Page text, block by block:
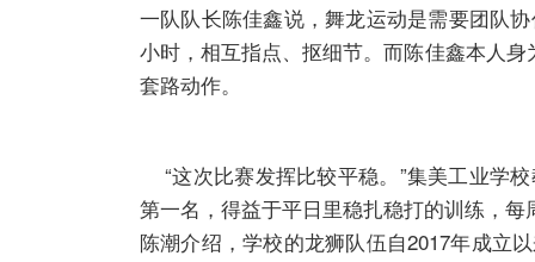
一队队长陈佳鑫说，舞龙运动是需要团队
小时，相互指点、抠细节。而陈佳鑫本人
套路动作。
“这次比赛发挥比较平稳。”集美工业学
第一名，得益于平日里稳扎稳打的训练，
陈潮介绍，学校的龙狮队伍自2017年成立